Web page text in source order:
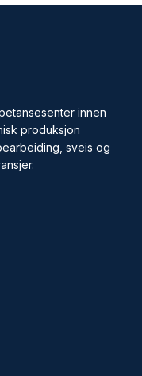
innen
produksjon
sveis og